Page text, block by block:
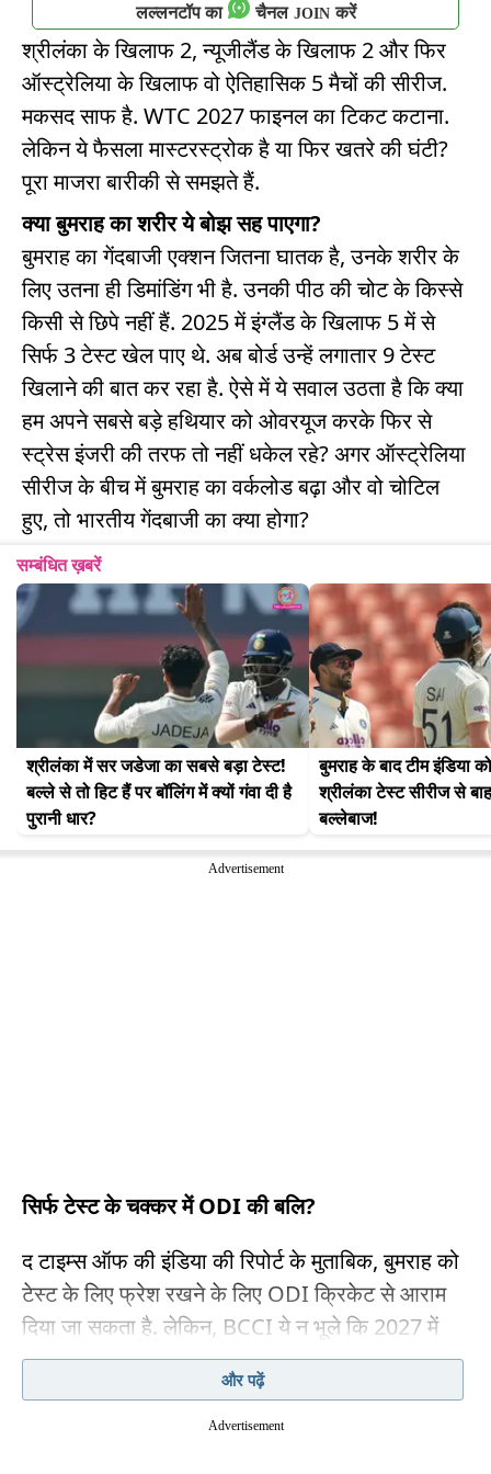
लल्लनटॉप का चैनल JOIN करें
श्रीलंका के खिलाफ 2, न्यूजीलैंड के खिलाफ 2 और फिर
ऑस्ट्रेलिया के खिलाफ वो ऐतिहासिक 5 मैचों की सीरीज.
मकसद साफ है. WTC 2027 फाइनल का टिकट कटाना.
लेकिन ये फैसला मास्टरस्ट्रोक है या फिर खतरे की घंटी?
पूरा माजरा बारीकी से समझते हैं.
क्या बुमराह का शरीर ये बोझ सह पाएगा?
बुमराह का गेंदबाजी एक्शन जितना घातक है, उनके शरीर के
लिए उतना ही डिमांडिंग भी है. उनकी पीठ की चोट के किस्से
किसी से छिपे नहीं हैं. 2025 में इंग्लैंड के खिलाफ 5 में से
सिर्फ 3 टेस्ट खेल पाए थे. अब बोर्ड उन्हें लगातार 9 टेस्ट
खिलाने की बात कर रहा है. ऐसे में ये सवाल उठता है कि क्या
हम अपने सबसे बड़े हथियार को ओवरयूज करके फिर से
स्ट्रेस इंजरी की तरफ तो नहीं धकेल रहे? अगर ऑस्ट्रेलिया
सीरीज के बीच में बुमराह का वर्कलोड बढ़ा और वो चोटिल
हुए, तो भारतीय गेंदबाजी का क्या होगा?
सम्बंधित ख़बरें
श्रीलंका में सर जडेजा का सबसे बड़ा टेस्ट!
बल्ले से तो हिट हैं पर बॉलिंग में क्यों गंवा दी है
पुरानी धार?
बुमराह के बाद टीम
श्रीलंका टेस्ट सीरीज से
बल्लेबाज!
Advertisement
सिर्फ टेस्ट के चक्कर में ODI की बलि?
द टाइम्स ऑफ की इंडिया की रिपोर्ट के मुताबिक, बुमराह को
टेस्ट के लिए फ्रेश रखने के लिए ODI क्रिकेट से आराम
दिया जा सकता है. लेकिन, BCCI ये न भूले कि 2027 में
ODI वर्ल्ड कप भी है. ODI क्रिकेट में रिदम और वर्कलोड
मैनेजमेंट अलग होता है. अगर बुमराह सिर्फ रेड बॉल क्रिकेट
खेलेंगे, तो ODI में उनकी वो पुरानी धार बनी रहेगी? ODI
और पढ़ें
Advertisement